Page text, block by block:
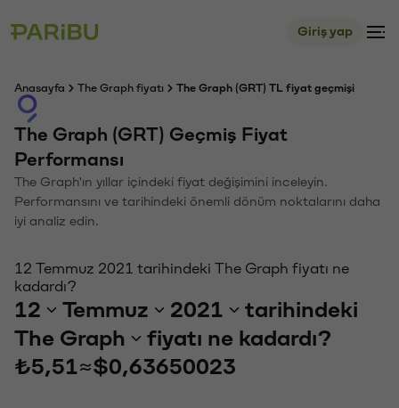
Giriş yap
Anasayfa The Graph fiyatı The Graph (GRT) TL fiyat geçmişi
The Graph (GRT) Geçmiş Fiyat
Performansı
The Graph'ın yıllar içindeki fiyat değişimini inceleyin.
Performansını ve tarihindeki önemli dönüm noktalarını daha
iyi analiz edin.
12 Temmuz 2021 tarihindeki The Graph fiyatı ne
kadardı?
12 Temmuz 2021
tarihindeki
The Graph
fiyatı ne kadardı?
₺5,51≈$0,63650023